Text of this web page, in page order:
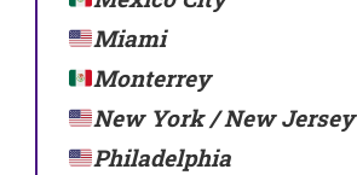
Miami
Monterrey
New York / New Jersey
Philadelphia